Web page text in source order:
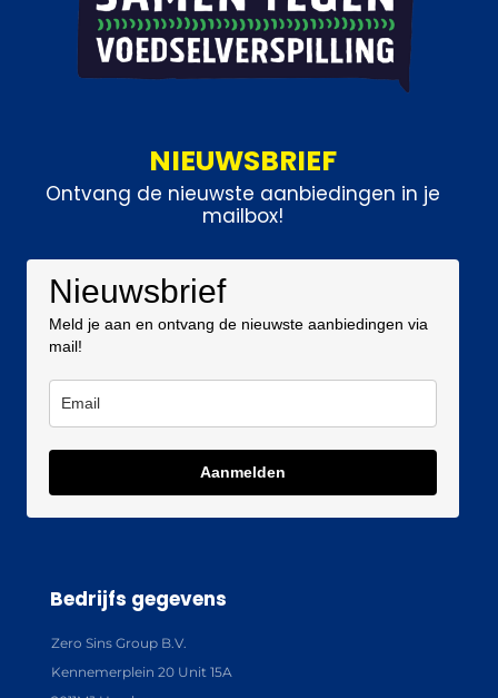
NIEUWSBRIEF
Ontvang de nieuwste aanbiedingen in je
mailbox!
Nieuwsbrief
Meld je aan en ontvang de nieuwste aanbiedingen via
mail!
Aanmelden
Bedrijfs gegevens
Zero Sins Group B.V.
Kennemerplein 20 Unit 15A